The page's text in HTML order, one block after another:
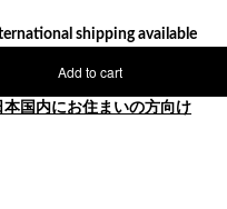
shipping available
Add to cart
本国内にお住まいの方向け